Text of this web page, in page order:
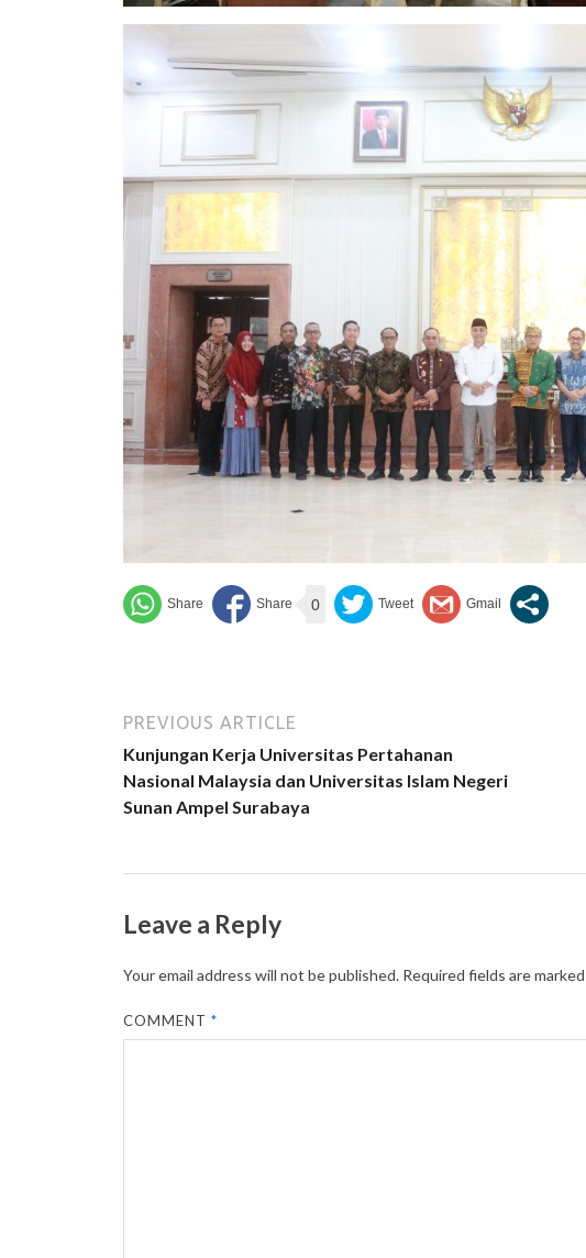
0
PREVIOUS ARTICLE
Kunjungan Kerja Universitas Pertahanan
Nasional Malaysia dan Universitas Islam Negeri
Sunan Ampel Surabaya
Leave a Reply
Your email address will not be published. Required fields are marked
COMMENT*